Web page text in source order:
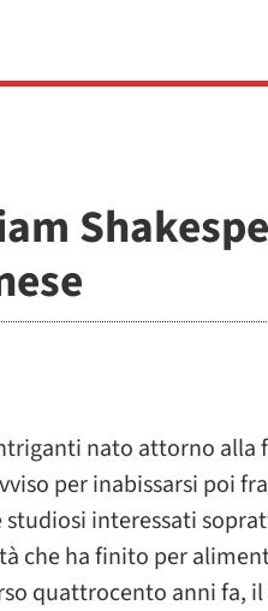
nato attorno alla
per inabissarsi poi
interessati
che ha finito per
quattrocento anni fa, il